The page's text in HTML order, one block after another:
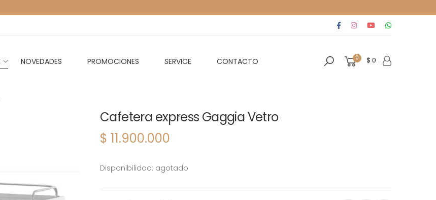
NOVEDADES PROMOCIONES SERVICE CONTACTO 0 $ 0
Cafetera express Gaggia Vetro
$ 11.900.000
Disponibilidad: agotado